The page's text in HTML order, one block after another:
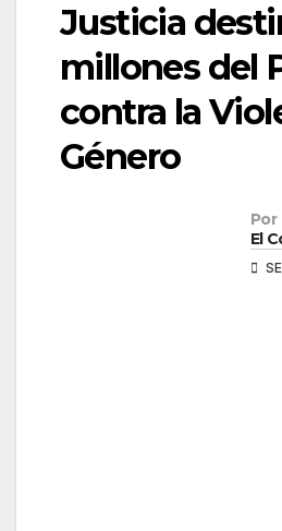
Justicia
millones del
contra la
Género
Por
El